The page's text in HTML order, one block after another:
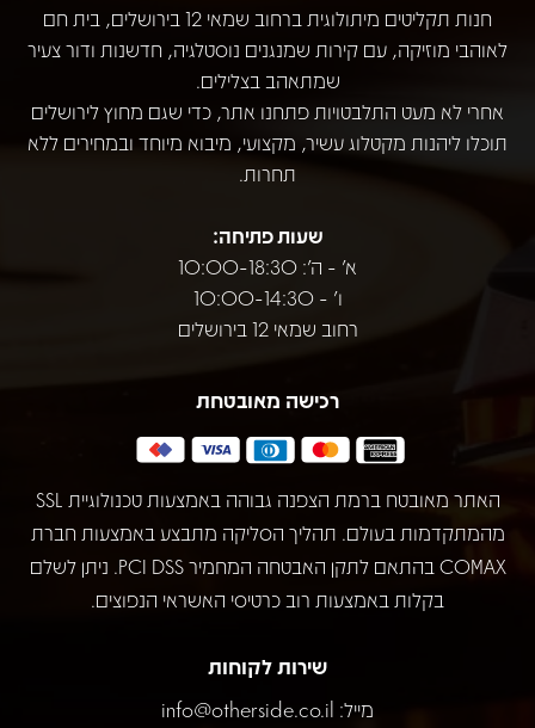
חנות תקליטים מיתולוגית ברחוב שמאי 12 בירושלים, בית חם
לאוהבי מוזיקה, עם קירות שמנגנים נוסטלגיה, חדשנות ודור צעיר
שמתאהב בצלילים.
אחרי לא מעט התלבטויות פתחנו אתר, כדי שגם מחוץ לירושלים
תוכלו ליהנות מקטלוג עשיר, מקצועי, מיבוא מיוחד ובמחירים ללא
תחרות.
שעות פתיחה:
א' - ה': 10:00-18:30
ו' - 10:00-14:30
רחוב שמאי 12 בירושלים
רכישה מאובטחת
האתר מאובטח ברמת הצפנה גבוהה באמצעות טכנולוגיית SSL
מהמתקדמות בעולם. תהליך הסליקה מתבצע באמצעות חברת
COMAX בהתאם לתקן האבטחה המחמיר PCI DSS. ניתן לשלם
בקלות באמצעות רוב כרטיסי האשראי הנפוצים.
שירות לקוחות
מייל: info@otherside.co.il